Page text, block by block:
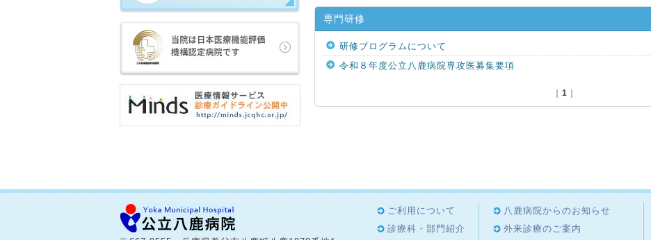
専門研修
研修プログラムについて
令和８年度公立八鹿病院専攻医募集要項
1
ご利用について
診療科・部門紹介
八鹿病院からのお知らせ
外来診療のご案内